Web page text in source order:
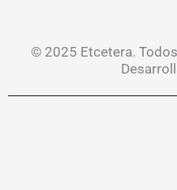
© 2025 Etcetera.